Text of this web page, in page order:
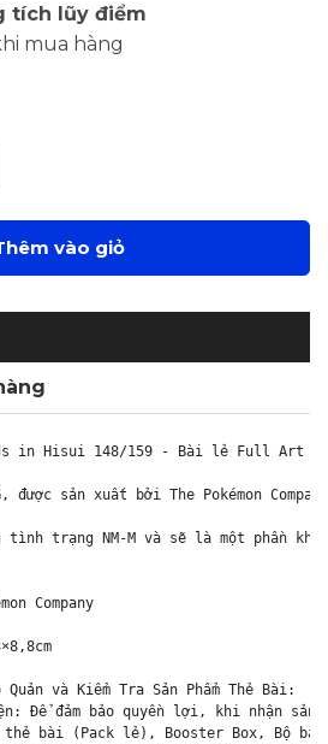
tích lũy điểm
mua hàng
vào giỏ
in Hisui 148/159 - Bài lẻ Full Art
được sản xuất bởi The Pokémon
trạng NM-M và sẽ là một phần
Company
Quản và Kiểm Tra Sản Phẩm Thẻ Bài:
Để đảm bảo quyền lợi, khi nhận
thẻ bài (Pack lẻ), Booster Box, Bộ